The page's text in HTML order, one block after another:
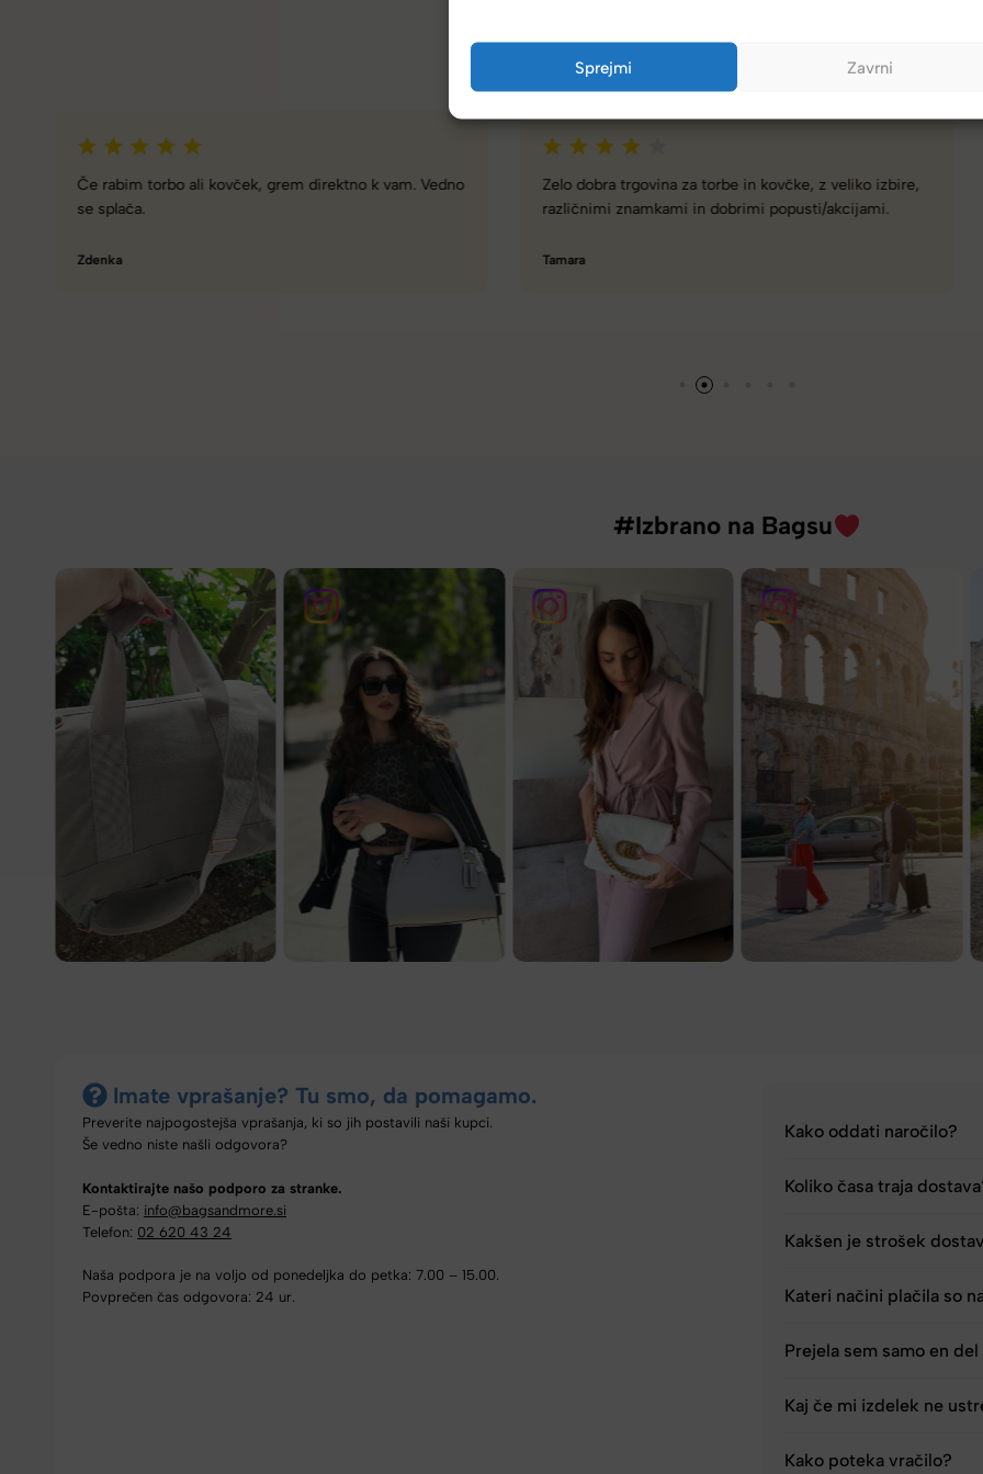
Sprejmi Zavrni
Kupci nas hvalijo zaradi hitre dostave, poštenih cen in velike izbire.
Zelo dobra trgovina za torbe in kovčke, z veliko izbire,
različnimi znamkami in dobrimi popusti/akcijami.
Tamara
Spletna ali fizična trgovina z zelo dobro izbiro torbic,
nahrbtnikov, kovčkov in še več.
Hanah
#Izbrano na Bagsu
Imate vprašanje? Tu smo, da pomagamo.
Preverite najpogostejša vprašanja, ki so jih postavili naši kupci.
Še vedno niste našli odgovora?
Kontaktirajte našo podporo za stranke.
E-pošta: info@bagsandmore.si
Telefon: 02 620 43 24
Naša podpora je na voljo od ponedeljka do petka: 7.00 – 15.00.
Povprečen čas odgovora: 24 ur.
Kako oddati naročilo?
Koliko časa traja
Kakšen je strošek
Kateri načini plačila so
Prejela sem samo en
Kaj če mi izdelek ne
Kako poteka vračilo?